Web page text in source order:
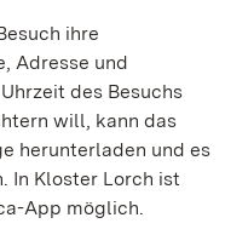
ihre
Adresse und
des Besuchs
will, kann das
herunterladen und es
In Kloster Lorch ist
App möglich.